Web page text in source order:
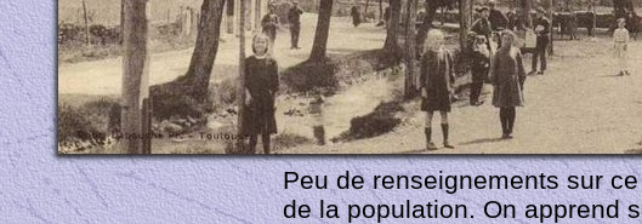
Peu de renseignements sur
de la population. On apprend